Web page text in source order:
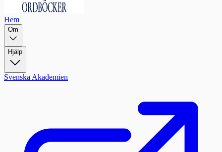
Hem
Om
Hjälp
Svenska Akademien